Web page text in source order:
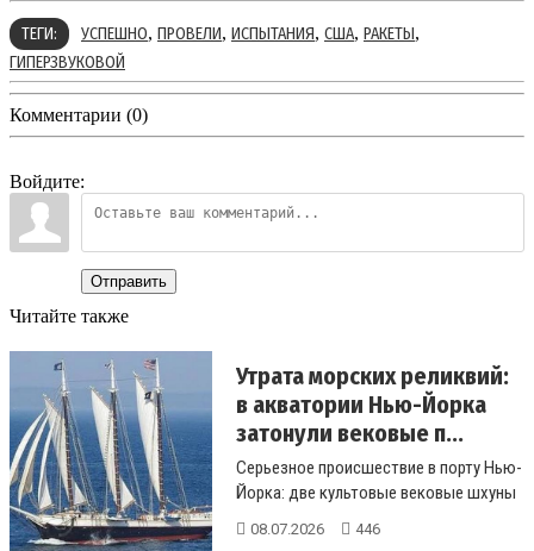
ТЕГИ: УСПЕШНО, ПРОВЕЛИ, ИСПЫТАНИЯ, США, РАКЕТЫ,
ГИПЕРЗВУКОВОЙ
Комментарии (0)
Войдите:
Отправить
Читайте также
Утрата морских реликвий:
в акватории Нью-Йорка
затонули вековые п...
Серьезное происшествие в порту Нью-
Йорка: две культовые вековые шхуны
затонули у причалов Бруклина. ...
08.07.2026 446